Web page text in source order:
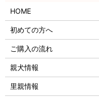
HOME
初めての方へ
ご購入の流れ
親犬情報
里親情報